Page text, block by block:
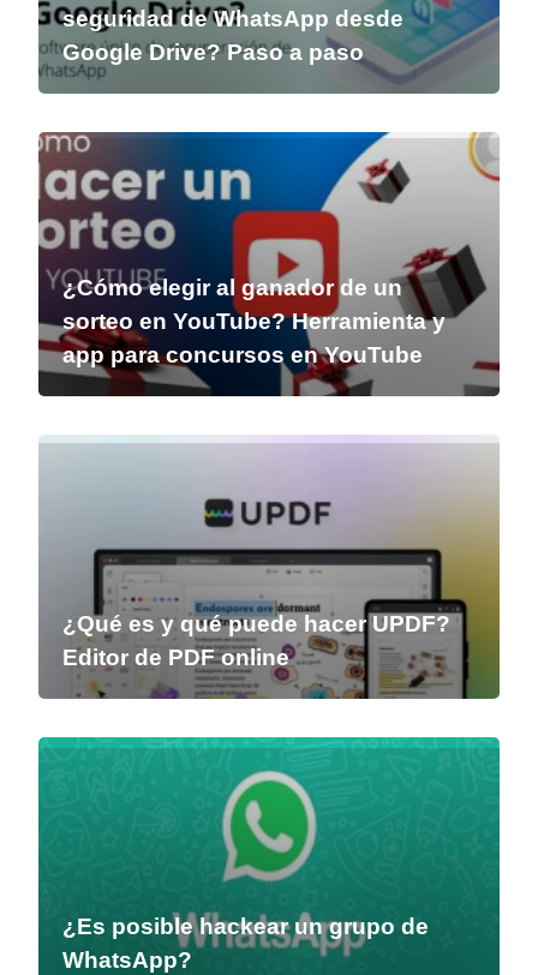
seguridad de WhatsApp desde
Google Drive? Paso a paso
¿Cómo elegir al ganador de un
sorteo en YouTube? Herramienta y
app para concursos en YouTube
¿Qué es y qué puede hacer UPDF?
Editor de PDF online
¿Es posible hackear un grupo de
WhatsApp?